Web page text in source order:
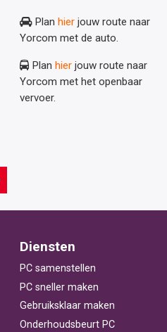
Plan hier jouw route naar
Yorcom met de auto.
Plan hier jouw route naar
Yorcom met het openbaar
vervoer.
Diensten
PC samenstellen
PC sneller maken
Gebruiksklaar maken
Onderhoudsbeurt PC